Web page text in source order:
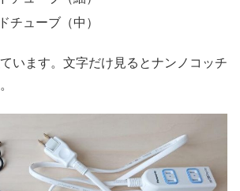
チューブ（中）
います。文字だけ見るとナンノコッチ